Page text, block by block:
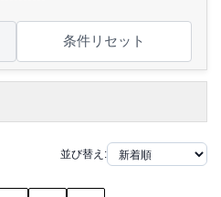
条件リセット
並び替え: